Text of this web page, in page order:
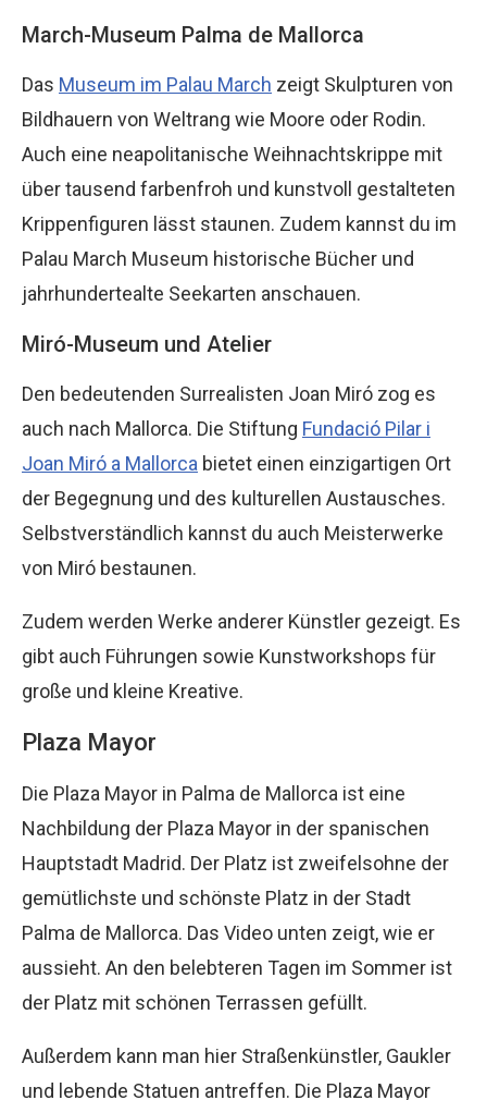
March-Museum Palma de Mallorca
Das Museum im Palau March zeigt Skulpturen von
Bildhauern von Weltrang wie Moore oder Rodin.
Auch eine neapolitanische Weihnachtskrippe mit
über tausend farbenfroh und kunstvoll gestalteten
Krippenfiguren lässt staunen. Zudem kannst du im
Palau March Museum historische Bücher und
jahrhundertealte Seekarten anschauen.
Miró-Museum und Atelier
Den bedeutenden Surrealisten Joan Miró zog es
auch nach Mallorca. Die Stiftung Fundació Pilar i
Joan Miró a Mallorca bietet einen einzigartigen Ort
der Begegnung und des kulturellen Austausches.
Selbstverständlich kannst du auch Meisterwerke
von Miró bestaunen.
Zudem werden Werke anderer Künstler gezeigt. Es
gibt auch Führungen sowie Kunstworkshops für
große und kleine Kreative.
Plaza Mayor
Die Plaza Mayor in Palma de Mallorca ist eine
Nachbildung der Plaza Mayor in der spanischen
Hauptstadt Madrid. Der Platz ist zweifelsohne der
gemütlichste und schönste Platz in der Stadt
Palma de Mallorca. Das Video unten zeigt, wie er
aussieht. An den belebteren Tagen im Sommer ist
der Platz mit schönen Terrassen gefüllt.
Außerdem kann man hier Straßenkünstler, Gaukler
und lebende Statuen antreffen. Die Plaza Mayor